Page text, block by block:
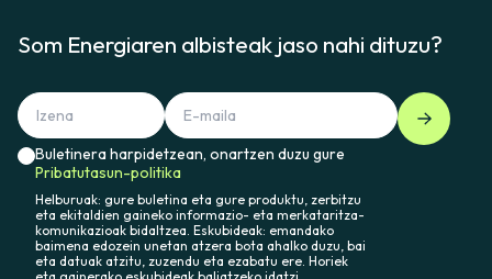
Som Energiaren albisteak jaso nahi dituzu?
Buletinera harpidetzean, onartzen duzu gure
Pribatutasun-politika
Helburuak: gure buletina eta gure produktu, zerbitzu
eta ekitaldien gaineko informazio- eta merkataritza-
komunikazioak bidaltzea. Eskubideak: emandako
baimena edozein unetan atzera bota ahalko duzu, bai
eta datuak atzitu, zuzendu eta ezabatu ere. Horiek